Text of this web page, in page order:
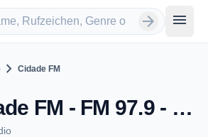
arrow_forward menu
chevron_right Cidade FM
Cidade FM - FM 97.9 - Maputo